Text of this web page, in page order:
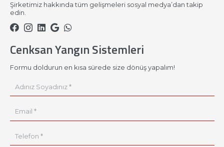
Şirketimiz hakkında tüm gelişmeleri sosyal medya’dan takip
edin.
Cenksan Yangın Sistemleri
Formu doldurun en kısa sürede size dönüş yapalım!